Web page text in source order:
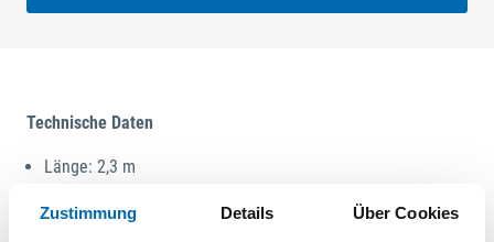
Zustimmung Details Über Cookies
Technische Daten
Länge: 2,3 m